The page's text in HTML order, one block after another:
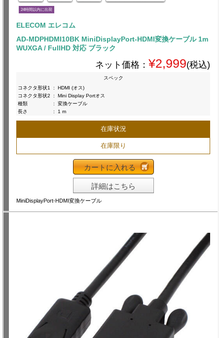
24時間以内に出荷
ELECOM エレコム
AD-MDPHDMI10BK MiniDisplayPort-HDMI変換ケーブル 1m
WUXGA / FullHD 対応 ブラック
ネット価格： ¥2,999(税込)
スペック
コネクタ形状1
:
HDMI (オス)
コネクタ形状2
:
Mini Display Portオス
種類
:
変換ケーブル
長さ
: 1 m
在庫状況
在庫限り
カートに入れる
詳細はこちら
MiniDisplayPort-HDMI変換ケーブル